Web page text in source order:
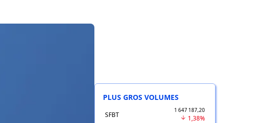
PLUS GROS VOLUMES
SFBT
1 647 187,20
1,38%